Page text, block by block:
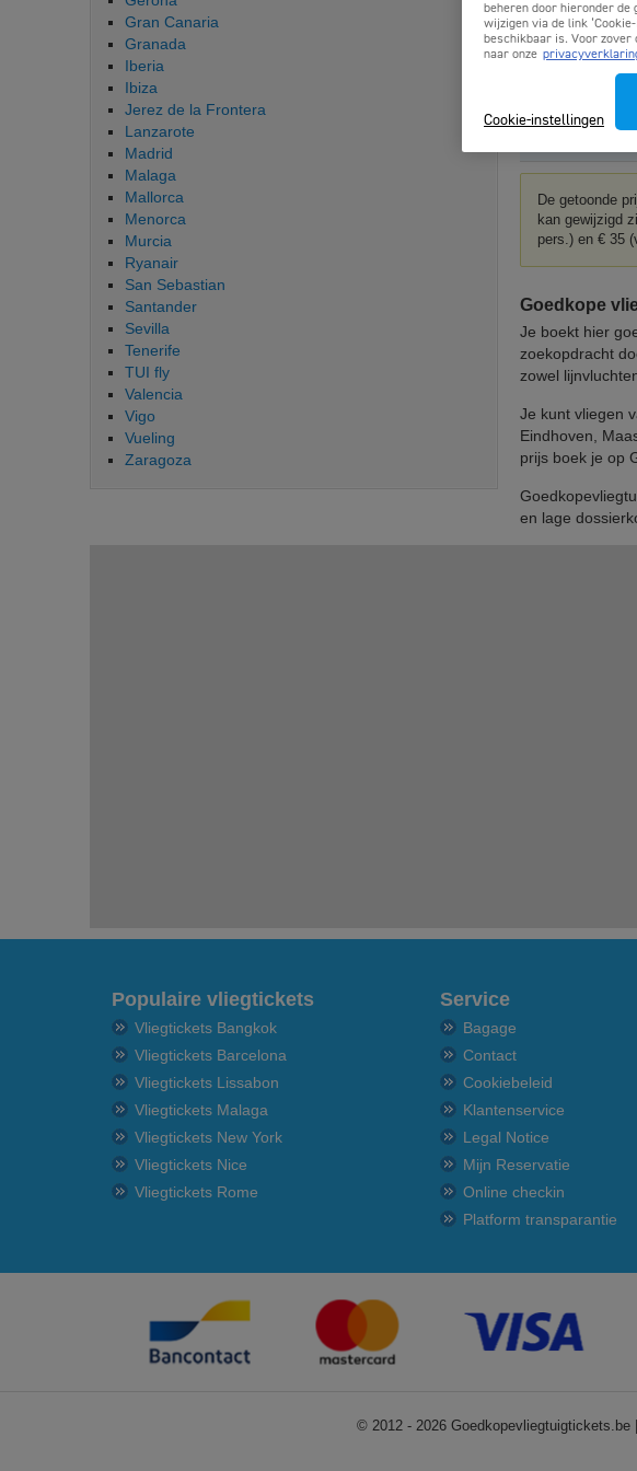
De getoonde
kan gewijzigd
pers.) en € 35
Goedkope
Je boekt hier
zoekopdracht
zowel
Je kunt vliegen
Eindhoven,
prijs boek je op
en lage
Gran Canaria
Granada
Iberia
Ibiza
Jerez de la Frontera
Lanzarote
Madrid
Malaga
Mallorca
Menorca
Murcia
Ryanair
San Sebastian
Santander
Sevilla
Tenerife
TUI fly
Valencia
Vigo
Vueling
Zaragoza
Populaire vliegtickets
Vliegtickets Bangkok
Vliegtickets Barcelona
Vliegtickets Lissabon
Vliegtickets Malaga
Vliegtickets New York
Vliegtickets Nice
Vliegtickets Rome
Service
Bagage
Contact
Cookiebeleid
Klantenservice
Legal Notice
Mijn Reservatie
Online checkin
Platform transparantie
© 2012 - 2026 Goedkopevliegtuigtickets.be |
beheren door hieronder
wijzigen via de link
beschikbaar is. Voor
naar onze
Cookie-instellingen